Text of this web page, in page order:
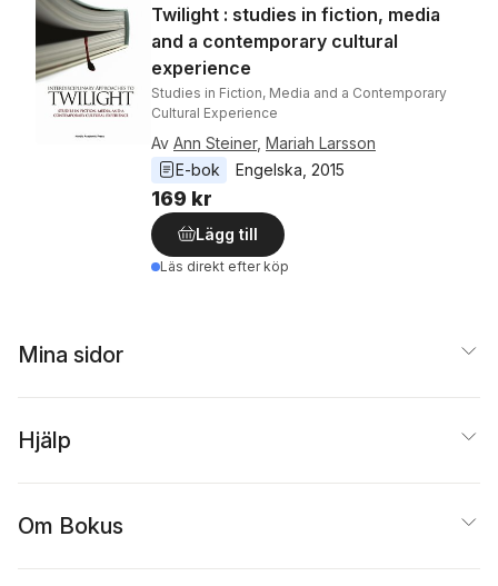
Twilight : studies in fiction, media
and a contemporary cultural
experience
Studies in Fiction, Media and a Contemporary
Cultural Experience
Av Ann Steiner, Mariah Larsson
E-bok
Engelska 2015
169 kr
Lägg till
Läs direkt efter köp
Mina sidor
Hjälp
Om Bokus